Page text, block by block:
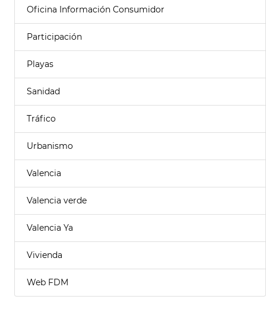
Oficina Información Consumidor
Participación
Playas
Sanidad
Tráfico
Urbanismo
Valencia
Valencia verde
Valencia Ya
Vivienda
Web FDM